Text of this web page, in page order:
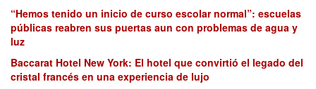
“Hemos tenido un inicio de curso escolar normal”: escuelas
públicas reabren sus puertas aun con problemas de agua y
luz
Baccarat Hotel New York: El hotel que convirtió el legado del
cristal francés en una experiencia de lujo